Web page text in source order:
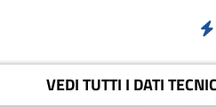
VEDITUTTI I DATI